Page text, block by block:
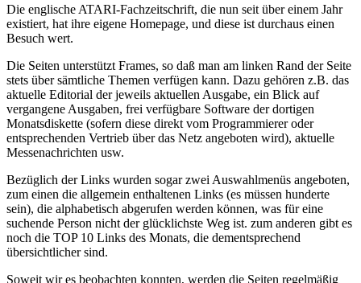
Die englische ATARI-Fachzeitschrift, die nun seit über einem Jahr
existiert, hat ihre eigene Homepage, und diese ist durchaus einen
Besuch wert.
Die Seiten unterstützt Frames, so daß man am linken Rand der Seite
stets über sämtliche Themen verfügen kann. Dazu gehören z.B. das
aktuelle Editorial der jeweils aktuellen Ausgabe, ein Blick auf
vergangene Ausgaben, frei verfügbare Software der dortigen
Monatsdiskette (sofern diese direkt vom Programmierer oder
entsprechenden Vertrieb über das Netz angeboten wird), aktuelle
Messenachrichten usw.
Bezüglich der Links wurden sogar zwei Auswahlmenüs angeboten,
zum einen die allgemein enthaltenen Links (es müssen hunderte
sein), die alphabetisch abgerufen werden können, was für eine
suchende Person nicht der glücklichste Weg ist. zum anderen gibt es
noch die TOP 10 Links des Monats, die dementsprechend
übersichtlicher sind.
Soweit wir es beobachten konnten, werden die Seiten regelmäßig